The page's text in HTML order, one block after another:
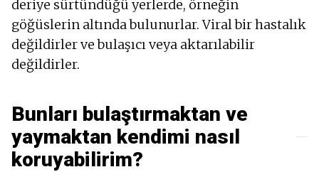
deriye sürtündüğü yerlerde, örneğin
göğüslerin altında bulunurlar. Viral bir hastalık
değildirler ve bulaşıcı veya aktarılabilir
değildirler.
Bunları bulaştırmaktan ve
yaymaktan kendimi nasıl
koruyabilirim?